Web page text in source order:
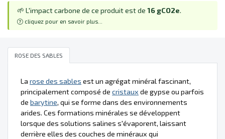
🌱 L'impact carbone de ce produit est de 16 gCO2e.
cliquez pour en savoir plus...
ROSE DES SABLES
La rose des sables est un agrégat minéral fascinant,
principalement composé de cristaux de gypse ou parfois
de barytine, qui se forme dans des environnements
arides. Ces formations minérales se développent
lorsque des solutions salines s'évaporent, laissant
derrière elles des couches de minéraux qui